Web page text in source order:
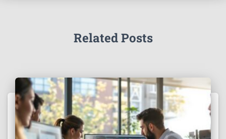
Related Posts